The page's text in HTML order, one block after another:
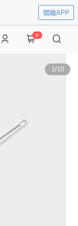
開啟APP
0
1/10